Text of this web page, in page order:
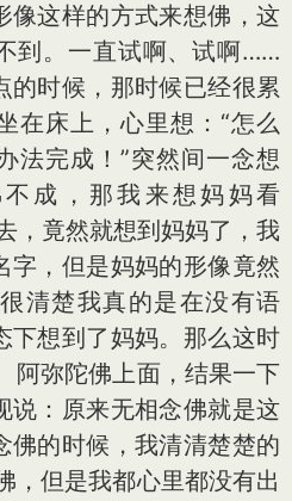
像这样的方式来想佛，这
到。一直试啊、试啊……
的时候，那时候已经很累
在床上，心里想：“怎么
法完成！”突然间一念想
成，那我来想妈妈看
，竟然就想到妈妈了，我
字，但是妈妈的形像竟然
清楚我真的是在没有语
下想到了妈妈。那么这时
弥陀佛上面，结果一下
说：原来无相念佛就是这
佛的时候，我清清楚楚的
但是我都心里都没有出